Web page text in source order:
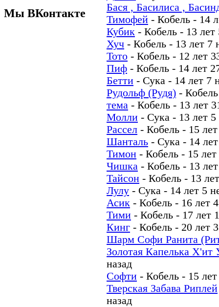
Мы ВКонтакте
Бася , Басилиса ,
Тимофей - Кобель - 14
Кубик - Кобель - 13 лет
Хуч - Кобель - 13 лет 7
Тото - Кобель - 12 лет
Пиф - Кобель - 14 лет
Бетти - Сука - 14 лет 7
Рудольф (Рудя) - Кобель
тема - Кобель - 13 лет
Молли - Сука - 13 лет
Рассел - Кобель - 15
Шанталь - Сука - 14
Тимон - Кобель - 15
Чишка - Кобель - 13
Тайсон - Кобель - 13
Лулу - Сука - 14 лет 5
Асик - Кобель - 16 лет
Тими - Кобель - 17 лет
Кинг - Кобель - 20 лет
Шарм Софи Ранита
Золотая Капелька Х'ит
назад
Софти - Кобель - 15
Тверская Забава Риплей
назад